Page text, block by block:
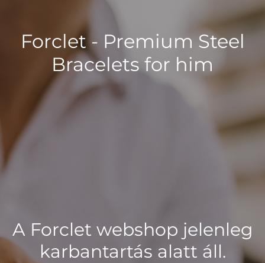
Forclet - Premium Steel
Bracelets for him
A Forclet webshop jelenleg
karbantartás alatt áll.